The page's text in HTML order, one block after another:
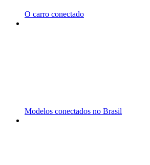
O carro conectado
Modelos conectados no Brasil